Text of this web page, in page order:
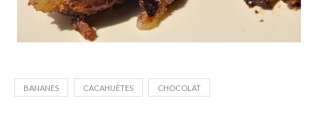
BANANES CACAHUÈTES CHOCOLAT